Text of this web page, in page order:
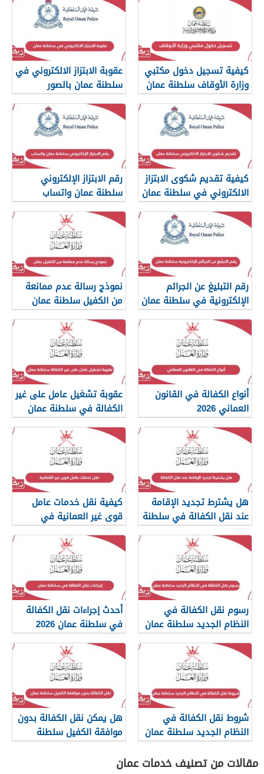
كيفية تسجيل دخول مكتبي
وزارة الأوقاف سلطنة عمان
عقوبة الابتزاز الالكتروني في
سلطنة عمان بالصور
والرسائل
كيفية تقديم شكوى الابتزاز
الالكتروني في سلطنة عمان
رقم الابتزاز الإلكتروني
سلطنة عمان واتساب
رقم التبليغ عن الجرائم
الإلكترونية في سلطنة عمان
2026
نموذج رسالة عدم ممانعة
من الكفيل سلطنة عمان
أنواع الكفالة في القانون
العماني 2026
عقوبة تشغيل عامل على غير
الكفالة في سلطنة عمان
هل يشترط تجديد الإقامة
عند نقل الكفالة في سلطنة
عمان؟
كيفية نقل خدمات عامل
قوى غير العمانية في
سلطنة عمان
رسوم نقل الكفالة في
النظام الجديد سلطنة عمان
2026
أحدث إجراءات نقل الكفالة
في سلطنة عمان 2026
شروط نقل الكفالة في
النظام الجديد سلطنة عمان
2026
هل يمكن نقل الكفالة بدون
موافقة الكفيل سلطنة
عمان؟
مقالات من تصنيف خدمات عمان